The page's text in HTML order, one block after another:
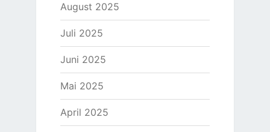
August 2025
Juli 2025
Juni 2025
Mai 2025
April 2025